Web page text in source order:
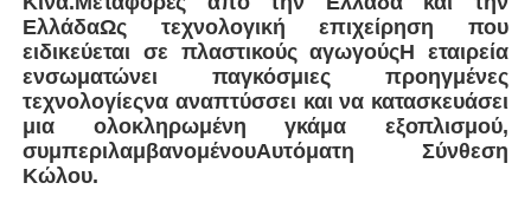
Ζυθοποιός σπείρωσης σωλήνων
Συσκευές αυτοματοποιημένης συγκόλλησης
σωλήνων
Αποκτήστε την καλύτερη τιμή για